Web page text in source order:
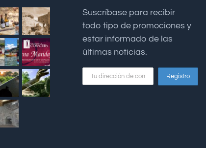
Suscríbase para recibir
todo tipo de promociones y
estar informado de las
últimas noticias.